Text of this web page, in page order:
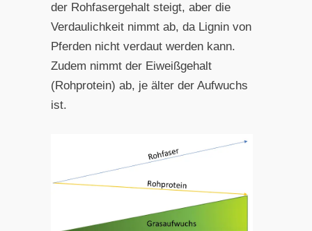
der Rohfasergehalt steigt, aber die
Verdaulichkeit nimmt ab, da Lignin von
Pferden nicht verdaut werden kann.
Zudem nimmt der Eiweißgehalt
(Rohprotein) ab, je älter der Aufwuchs
ist.